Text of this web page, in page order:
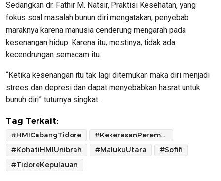
Sedangkan dr. Fathir M. Natsir, Praktisi Kesehatan, yang
fokus soal masalah bunun diri mengatakan, penyebab
maraknya karena manusia cenderung mengarah pada
kesenangan hidup. Karena itu, mestinya, tidak ada
kecendrungan semacam itu.
“Ketika kesenangan itu tak lagi ditemukan maka diri menjadi
strees dan depresi dan dapat menyebabkan hasrat untuk
bunuh diri” tuturnya singkat.
Tag Terkait:
#HMICabangTidore
#KekerasanPerempuandanAnak
#KohatiHMIUnibrah
#MalukuUtara
#Sofifi
#TidoreKepulauan